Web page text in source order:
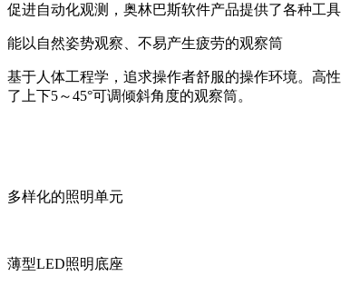
促进自动化观测，奥林巴斯软件产品提供了各种工
能以自然姿势观察、不易产生疲劳的观察筒
基于人体工程学，追求操作者舒服的操作环境。高
了上下5～45°可调倾斜角度的观察筒。
多样化的照明单元
薄型LED照明底座